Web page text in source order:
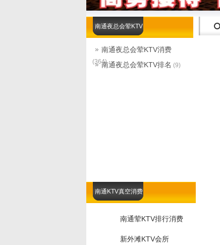
南通KTV真空消费
南通荤KTV排行消费
新外滩KTV会所
南通夜总会荤KTV
南通夜总会荤KTV消费
(364)南通夜总会荤KTV排名 (9)